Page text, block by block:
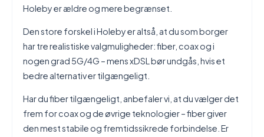
Holeby er ældre og mere begrænset.
Den store forskel i Holeby er altså, at du som borger
har tre realistiske valgmuligheder: fiber, coax og i
nogen grad 5G/4G – mens xDSL bør undgås, hvis et
bedre alternativ er tilgængeligt.
Har du fiber tilgængeligt, anbefaler vi, at du vælger det
frem for coax og de øvrige teknologier – fiber giver
den mest stabile og fremtidssikrede forbindelse. Er